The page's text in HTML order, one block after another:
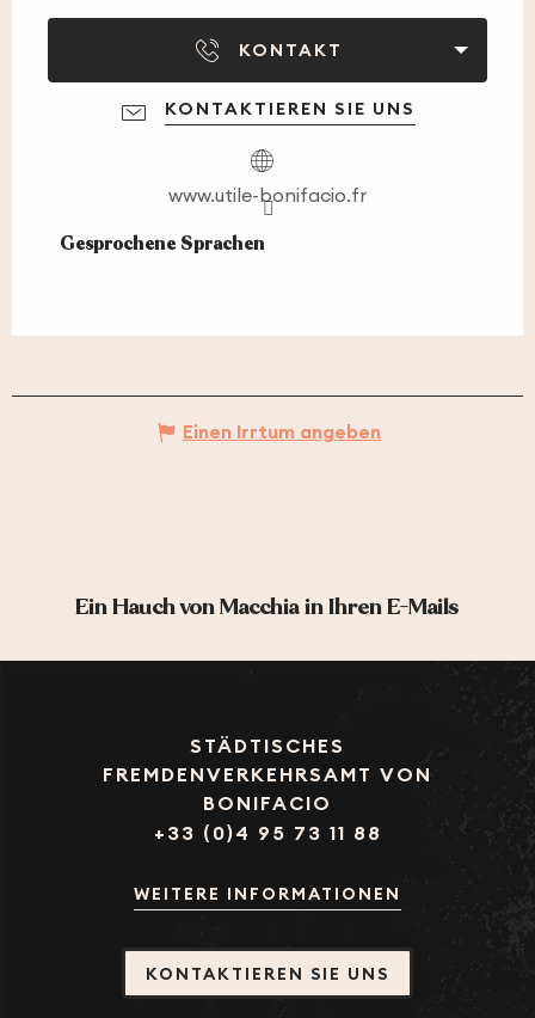
KONTAKT
KONTAKTIEREN SIE UNS
www.utile-bonifacio.fr
Gesprochene Sprachen
Gesprochene Sprachen
Einen Irrtum angeben
Ein Hauch von Macchia in Ihren E-Mails
STÄDTISCHES
FREMDENVERKEHRSAMT VON
BONIFACIO
+33 (0)4 95 73 11 88
WEITERE INFORMATIONEN
KONTAKTIEREN SIE UNS